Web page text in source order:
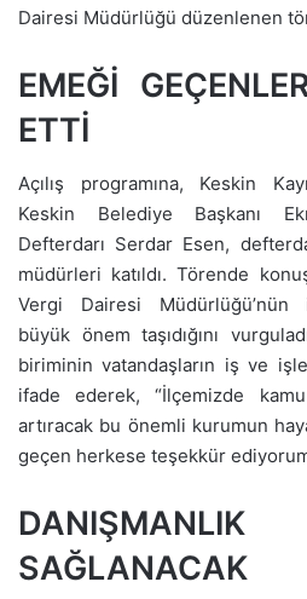
Dairesi Müdürlüğü düzenlenen
EMEĞİ
ETTİ
Açılış programına, Keskin
Keskin Belediye Başkanı
Defterdarı Serdar Esen,
müdürleri katıldı. Törende
Vergi Dairesi Müdürlüğü’nün
büyük önem taşıdığını
biriminin vatandaşların iş ve
ifade ederek, “İlçemizde
artıracak bu önemli kurumun
geçen herkese teşekkür
SAĞLANACAK